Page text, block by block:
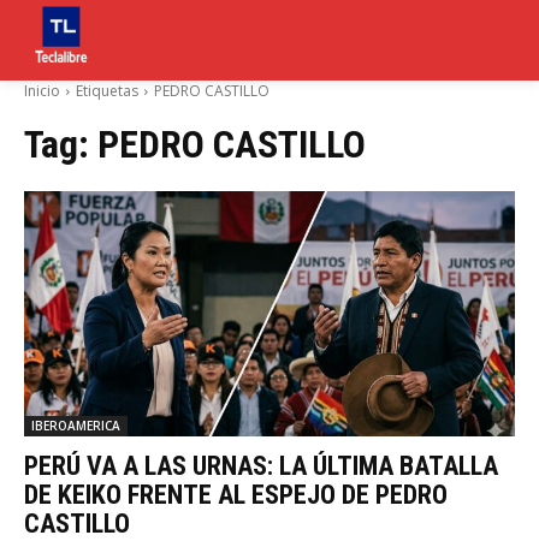
Inicio Etiquetas PEDRO CASTILLO
Tag: PEDRO CASTILLO
IBEROAMERICA
PERÚ VA A LAS URNAS: LA ÚLTIMA BATALLA
DE KEIKO FRENTE AL ESPEJO DE PEDRO
CASTILLO